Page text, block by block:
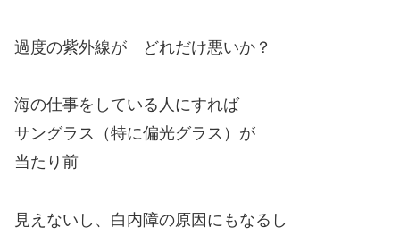
過度の紫外線が どれだけ悪いか？
海の仕事をしている人にすれば
サングラス（特に偏光グラス）が
当たり前
見えないし、白内障の原因にもなるし